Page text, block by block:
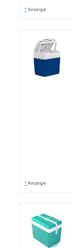
* Anzeige
* Anzeige